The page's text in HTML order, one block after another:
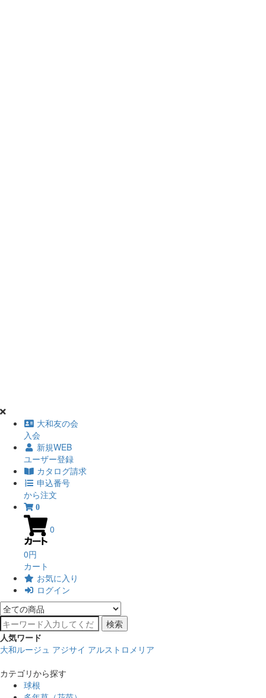
大和友の会
入会
新規WEB
ユーザー登録
カタログ請求
申込番号
から注文
0
0
0円
カート
お気に入り
ログイン
検索
人気ワード
大和ルージュ アジサイ アルストロメリア
カテゴリから探す
球根